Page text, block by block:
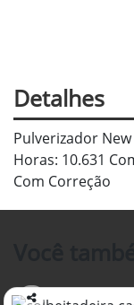
Detalhes
Pulverizador
Horas: 10.631
Com Correção